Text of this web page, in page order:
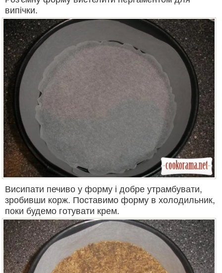
випічки.
Висипати печиво у форму і добре утрамбувати,
зробивши корж. Поставимо форму в холодильник,
поки будемо готувати крем.